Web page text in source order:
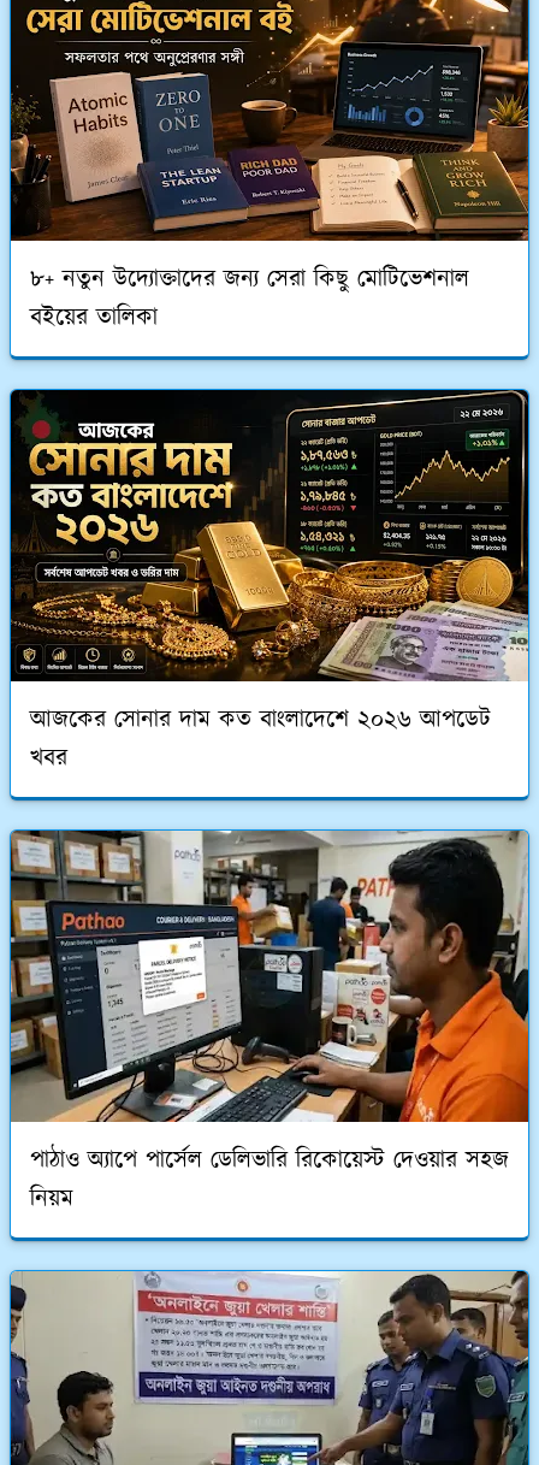
৮+ নতুন উদ্যোক্তাদের জন্য সেরা কিছু মোটিভেশনাল
বইয়ের তালিকা
আজকের সোনার দাম কত বাংলাদেশে ২০২৬ আপডেট
খবর
পাঠাও অ্যাপে পার্সেল ডেলিভারি রিকোয়েস্ট দেওয়ার সহজ
নিয়ম